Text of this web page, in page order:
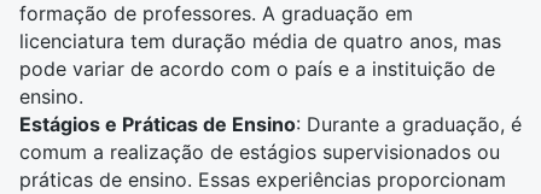
formação de professores. A graduação em
licenciatura tem duração média de quatro anos, mas
pode variar de acordo com o país e a instituição de
ensino.
Estágios e Práticas de Ensino: Durante a graduação, é
comum a realização de estágios supervisionados ou
práticas de ensino. Essas experiências proporcionam